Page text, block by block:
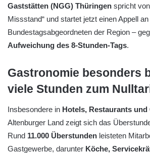
Gaststätten (NGG) Thüringen spricht
Missstand“ und startet jetzt einen Appell an
Bundestagsabgeordneten der Region –
Aufweichung des 8-Stunden-Tags.
Gastronomie besonders
viele Stunden zum
Insbesondere in Hotels, Restaurants und
Altenburger Land zeigt sich das
Rund 11.000 Überstunden leisteten
Gastgewerbe, darunter Köche,